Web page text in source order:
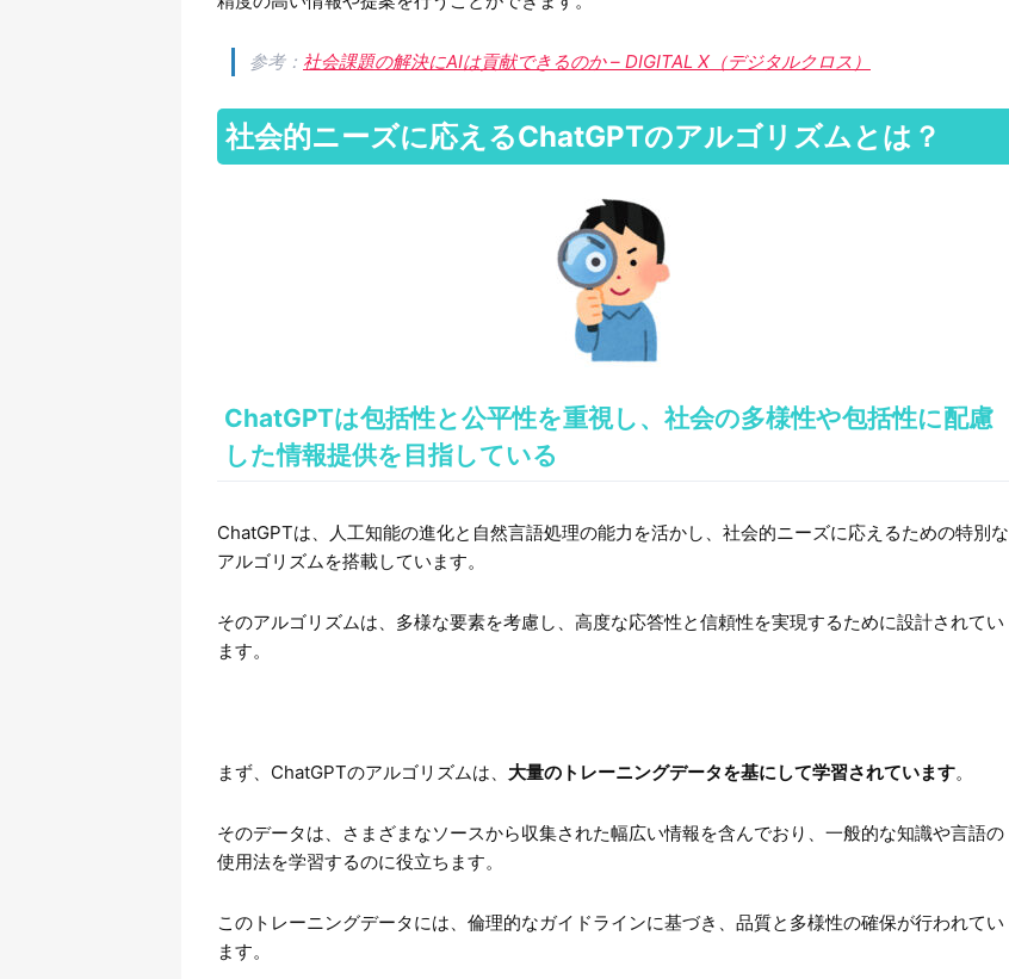
参考： 社会課題の解決にAIは貢献できるのか – DIGITAL X（デジタルクロス）
社会的ニーズに応えるChatGPTのアルゴリズムとは？
ChatGPTは包括性と公平性を重視し、社会の多様性や包括性に配慮
した情報提供を目指している
ChatGPTは、人工知能の進化と自然言語処理の能力を活かし、社会的ニーズに応えるための特別な
アルゴリズムを搭載しています。
そのアルゴリズムは、多様な要素を考慮し、高度な応答性と信頼性を実現するために設計されてい
ます。
まず、ChatGPTのアルゴリズムは、 大量のトレーニングデータを基にして学習されています。
そのデータは、さまざまなソースから収集された幅広い情報を含んでおり、一般的な知識や言語の
使用法を学習するのに役立ちます。
このトレーニングデータには、倫理的なガイドラインに基づき、品質と多様性の確保が行われてい
ます。